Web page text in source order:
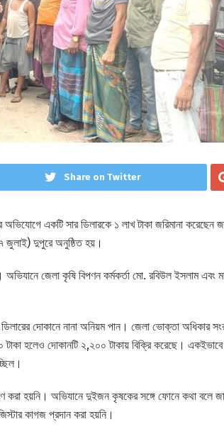
Share on Twitter
একটি সার ডিলারকে ১ লাখ টাকা জরিমানা করেছেন
জুলাই) দুপুরে অনুষ্ঠিত হয়।
জেলা কৃষি বিপণন কর্মকর্তা মো. রবিউল ইসলাম এবং
ডিলারের দোকানে নানা অনিয়ম পান। জেলা ভোক্তা অধিকার
হলেও দোকানটি ২,২০০ টাকায় বিক্রি করেছে। একইভাবে
করা হয়নি। অভিযানে দুইজন কৃষকের সঙ্গে ফোনে কথা বলে
কাগজ প্রদান করা হয়নি।